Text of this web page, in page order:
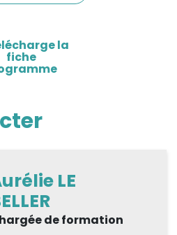
la
fiche
LE
de formation